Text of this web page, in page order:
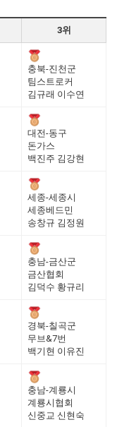
3위
충북-진천군
팀스트로커
김규래 이수연
대전-동구
돈가스
백진주 김강현
세종-세종시
세종베드민
송창규 김정원
충남-금산군
금산협회
김덕수 황규리
경북-칠곡군
무브&7번
백기현 이유진
충남-계룡시
계룡시협회
신중교 신현숙